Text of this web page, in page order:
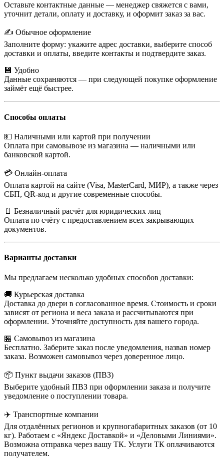
Оставьте контактные данные — менеджер свяжется с вами,
уточнит детали, оплату и доставку, и оформит заказ за вас.
✍️ Обычное оформление
Заполните форму: укажите адрес доставки, выберите способ
доставки и оплаты, введите контакты и подтвердите заказ.
💾 Удобно
Данные сохраняются — при следующей покупке оформление
займёт ещё быстрее.
Способы оплаты
💵 Наличными или картой при получении
Оплата при самовывозе из магазина — наличными или
банковской картой.
💳 Онлайн-оплата
Оплата картой на сайте (Visa, MasterCard, МИР), а также через
СБП, QR-код и другие современные способы.
📄 Безналичный расчёт для юридических лиц
Оплата по счёту с предоставлением всех закрывающих
документов.
Варианты доставки
Мы предлагаем несколько удобных способов доставки:
🚚 Курьерская доставка
Доставка до двери в согласованное время. Стоимость и сроки
зависят от региона и веса заказа и рассчитываются при
оформлении. Уточняйте доступность для вашего города.
🏪 Самовывоз из магазина
Бесплатно. Заберите заказ после уведомления, назвав номер
заказа. Возможен самовывоз через доверенное лицо.
📦 Пункт выдачи заказов (ПВЗ)
Выберите удобный ПВЗ при оформлении заказа и получите
уведомление о поступлении товара.
✈️ Транспортные компании
Для отдалённых регионов и крупногабаритных заказов (от 10
кг). Работаем с «Яндекс Доставкой» и «Деловыми Линиями».
Возможна отправка через вашу ТК. Услуги ТК оплачиваются
получателем.